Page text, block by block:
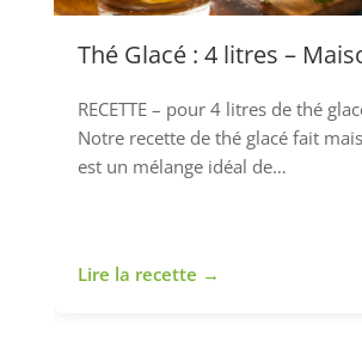
Thé Glacé : 4 litres –
RECETTE – pour 4 litres de thé
Notre recette de thé glacé fait
est un mélange idéal de…
Lire la recette →